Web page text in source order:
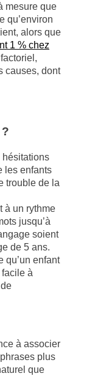
mesure que
qu’environ
alors que
1 % chez
causes, dont
hésitations
les enfants
trouble de la
à un rythme
jusqu’à
soient
de 5 ans.
qu’un enfant
à
à associer
plus
que